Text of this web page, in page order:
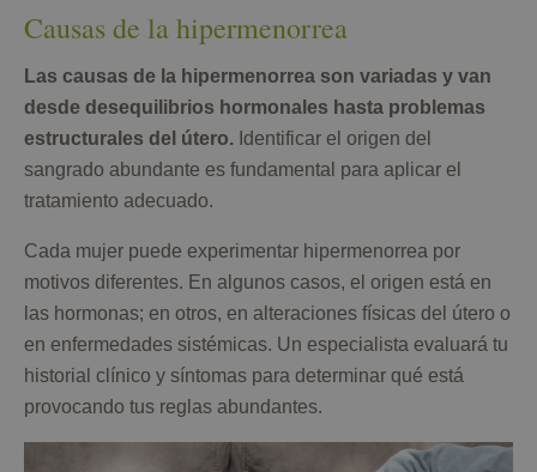
Causas de la hipermenorrea
Las causas de la hipermenorrea son variadas y van
desde desequilibrios hormonales hasta problemas
estructurales del útero. Identificar el origen del
sangrado abundante es fundamental para aplicar el
tratamiento adecuado.
Cada mujer puede experimentar hipermenorrea por
motivos diferentes. En algunos casos, el origen está en
las hormonas; en otros, en alteraciones físicas del útero o
en enfermedades sistémicas. Un especialista evaluará tu
historial clínico y síntomas para determinar qué está
provocando tus reglas abundantes.